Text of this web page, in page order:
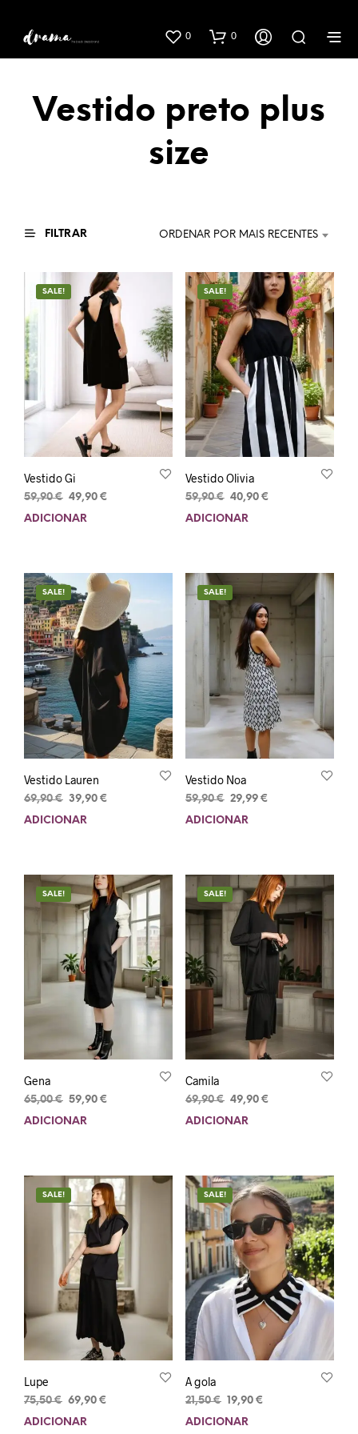
0 0
Vestido preto plus
size
FILTRAR ORDENAR POR MAIS RECENTES
SALE!
Vestido Gi
59,90€ 49,90 €
ADICIONAR
SALE!
Vestido Olivia
59,90€ 40,90 €
ADICIONAR
SALE!
Vestido Lauren
69,90€ 39,90 €
ADICIONAR
SALE!
Vestido Noa
59,90€ 29,99 €
ADICIONAR
SALE!
Gena
65,00€ 59,90 €
ADICIONAR
SALE!
Camila
69,90€ 49,90 €
ADICIONAR
SALE!
Lupe
75,50€ 69,90 €
ADICIONAR
SALE!
A gola
21,50€ 19,90 €
ADICIONAR